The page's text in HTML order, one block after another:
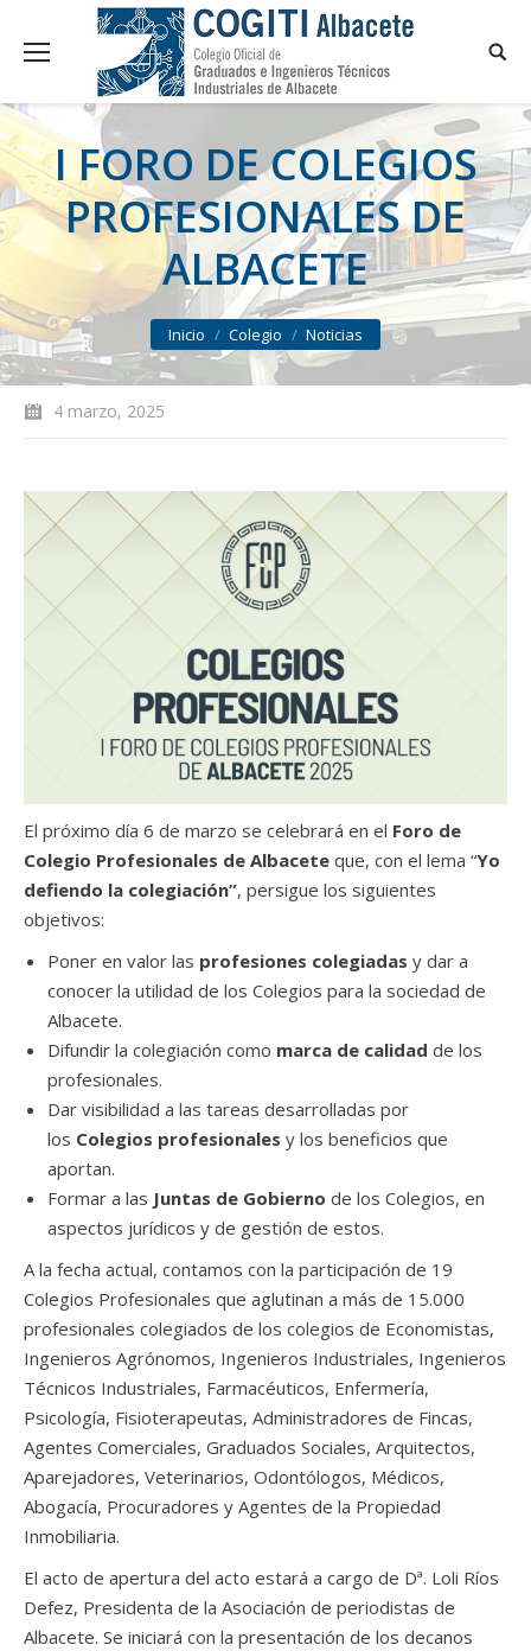
I FORO DE COLEGIOS
PROFESIONALES DE
ALBACETE
You are here:
Inicio Colegio Noticias
4 marzo, 2025
El próximo día 6 de marzo se celebrará en el Foro de
Colegio Profesionales de Albacete que, con el lema “Yo
defiendo la colegiación”, persigue los siguientes
objetivos:
Poner en valor las profesiones colegiadas y dar a
conocer la utilidad de los Colegios para la sociedad de
Albacete.
Difundir la colegiación como marca de calidad de los
profesionales.
Dar visibilidad a las tareas desarrolladas por
los Colegios profesionales y los beneficios que
aportan.
Formar a las Juntas de Gobierno de los Colegios, en
aspectos jurídicos y de gestión de estos.
A la fecha actual, contamos con la participación de 19
Colegios Profesionales que aglutinan a más de 15.000
profesionales colegiados de los colegios de Economistas,
Ingenieros Agrónomos, Ingenieros Industriales, Ingenieros
Técnicos Industriales, Farmacéuticos, Enfermería,
Psicología, Fisioterapeutas, Administradores de Fincas,
Agentes Comerciales, Graduados Sociales, Arquitectos,
Aparejadores, Veterinarios, Odontólogos, Médicos,
Abogacía, Procuradores y Agentes de la Propiedad
Inmobiliaria.
El acto de apertura del acto estará a cargo de Dª. Loli Ríos
Defez, Presidenta de la Asociación de periodistas de
Albacete. Se iniciará con la presentación de los decanos